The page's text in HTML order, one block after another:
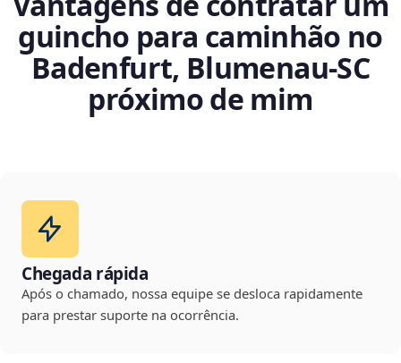
guincho para caminhão no
Badenfurt, Blumenau‑SC
próximo de mim
Chegada rápida
Após o chamado, nossa equipe se desloca rapidamente
para prestar suporte na ocorrência.